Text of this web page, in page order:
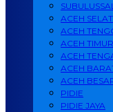
ACEH
ACEH
ACEH TIMUR
ACEH
ACEH
ACEH
PIDIE
PIDIE JAYA